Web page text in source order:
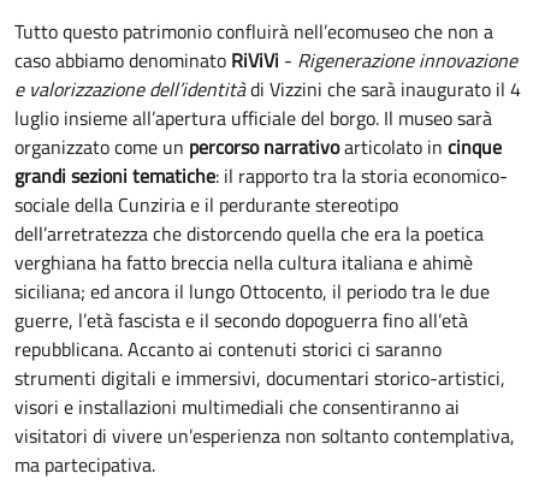
Tutto questo patrimonio confluirà nell’ecomuseo che non a
caso abbiamo denominato RiViVi - Rigenerazione innovazione
e valorizzazione dell’identitàdi Vizzini che sarà inaugurato il 4
luglio insieme all’apertura ufficiale del borgo. Il museo sarà
organizzato come un percorso narrativoarticolato in cinque
grandi sezioni tematiche: il rapporto tra la storia economico-
sociale della Cunziria e il perdurante stereotipo
dell’arretratezza che distorcendo quella che era la poetica
verghiana ha fatto breccia nella cultura italiana e ahimè
siciliana; ed ancora il lungo Ottocento, il periodo tra le due
guerre, l’età fascista e il secondo dopoguerra fino all’età
repubblicana. Accanto ai contenuti storici ci saranno
strumenti digitali e immersivi, documentari storico-artistici,
visori e installazioni multimediali che consentiranno ai
visitatori di vivere un’esperienza non soltanto contemplativa,
ma partecipativa.